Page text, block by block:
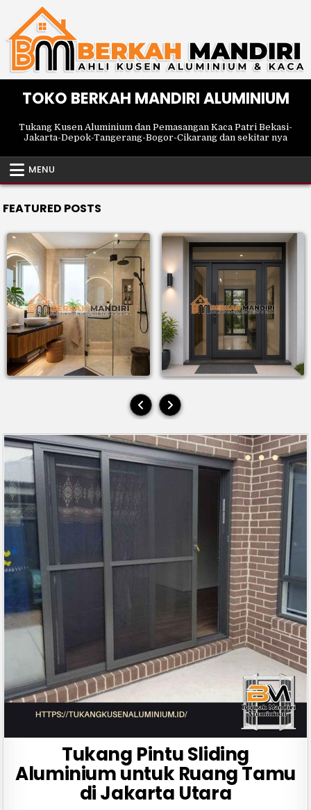
content
TOKO BERKAH MANDIRI ALUMINIUM
Tukang Kusen Aluminium dan Pemasangan Kaca Patri Bekasi-
Jakarta-Depok-Tangerang-Bogor-Cikarang dan sekitar nya
MENU
FEATURED POSTS
Tukang Pintu Sliding
Aluminium untuk Ruang Tamu
di Jakarta Utara